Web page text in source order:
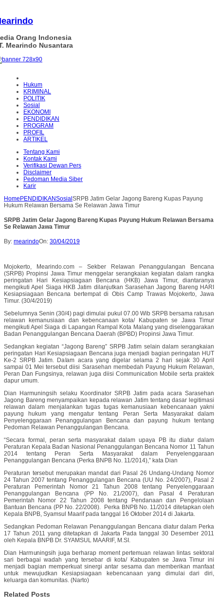
Orang Indonesia
Mearindo Nusantara
Hukum
KRIMINAL
POLITIK
Sosial
EKONOMI
PENDIDIKAN
PROGRAM
PROFIL
ARTIKEL
Tentang Kami
Kontak Kami
Verifikasi Dewan Pers
Disclaimer
Pedoman Media Siber
Karir
Home PENDIDIKANSosial SRPB Jatim Gelar Jagong Bareng Kupas Payung
Hukum Relawan Bersama Se Relawan Jawa Timur
SRPB Jatim Gelar Jagong Bareng Kupas Payung Hukum Relawan Bersama
Se Relawan Jawa Timur
By: mearindoOn: 30/04/2019
Mojokerto, Mearindo.com – Sekber Relawan Penanggulangan Bencana
(SRPB) Propinsi Jawa Timur menggelar serangkaian kegiatan dalam rangka
peringatan Hari Kesiapsiagaan Bencana (HKB) Jawa Timur, diantaranya
mengikuti Apel Siaga HKB Jatim dilanjutkan Sarasehan Jagong Bareng HARI
Kesiapsiagaan Bencana bertempat di Obis Camp Trawas Mojokerto, Jawa
Timur. (30/4/2019)
Sebelumnya Senin (30/4) pagi dimulai pukul 07.00 Wib SRPB bersama ratusan
relawan kemanusiaan dan kebencanaan kota/ Kabupaten se Jawa Timur
mengikuti Apel Siaga di Lapangan Rampal Kota Malang yang diselenggarakan
Badan Penanggulangan Bencana Daerah (BPBD) Propinsi Jawa Timur.
Sedangkan kegiatan “Jagong Bareng” SRPB Jatim selain dalam serangkaian
peringatan Hari Kesiapsiagaan Bencana juga menjadi bagian peringatan HUT
Ke-2 SRPB Jatim. Dalam acara yang digelar selama 2 hari sejak 30 April
sampai 01 Mei tersebut diisi Sarasehan membedah Payung Hukum Relawan,
Peran Dan Fungsinya, relawan juga diisi Communication Mobile serta praktek
dapur umum.
Dian Harmuningsih selaku Koordinator SRPB Jatim pada acara Sarasehan
Jagong Bareng menyampaikan kepada relawan Jatim tentang dasar legitimasi
relawan dalam menjalankan tugas tugas kemanusiaan kebencanaan yakni
payung hukum yang mengatur tentang Peran Serta Masyarakat dalam
Penyelenggaraan Penanggulangan Bencana dan payung hukum tentang
Pedoman Relawan Penanggulangan Bencana.
“Secara formal, peran serta masyarakat dalam upaya PB itu diatur dalam
Peraturan Kepala Badan Nasional Penanggulangan Bencana Nomor 11 Tahun
2014 tentang Peran Serta Masyarakat dalam Penyelenggaraan
Penanggulangan Bencana (Perka BNPB No. 11/2014),” kata Dian
Peraturan tersebut merupakan mandat dari Pasal 26 Undang-Undang Nomor
24 Tahun 2007 tentang Penanggulangan Bencana (UU No. 24/2007), Pasal 2
Peraturan Pemerintah Nomor 21 Tahun 2008 tentang Penyelenggaraan
Penanggulangan Bencana (PP No. 21/2007), dan Pasal 4 Peraturan
Pemerintah Nomor 22 Tahun 2008 tentang Pendanaan dan Pengelolaan
Bantuan Bencana (PP No. 22/2008). Perka BNPB No. 11/2014 ditetapkan oleh
Kepala BNPB, Syamsul Maarif pada tanggal 16 Oktober 2014 di Jakarta.
Sedangkan Pedoman Relawan Penanggulangan Bencana diatur dalam Perka
17 Tahun 2011 yang ditetapkan di Jakarta Pada tanggal 30 Desember 2011
oleh Kepala BNPB Dr. SYAMSUL MAARIF, M.SI.
Dian Harmuningsih juga berharap moment pertemuan relawan lintas sektoral
sari berbagai wadah yang tersebar di kota/ Kabupaten se Jawa Timur ini
menjadi bagian memperkuat sinergi antar sesama dan memberikan manfaat
untuk mewujudkan Kesiapsiagaan kebencanaan yang dimulai dari diri,
keluarga dan komunitas. (Narto)
Related Posts